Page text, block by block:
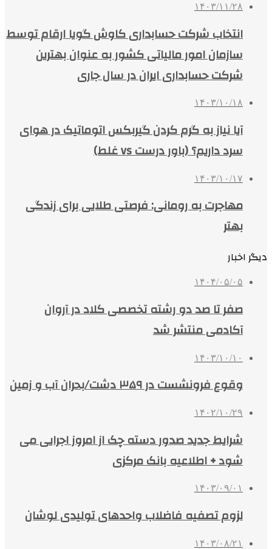
۱۴۰۳/۱۱/۲۸
انتخاب شرکت حسابداری کاوش گویا ارقام توسط
سازمان امور مالیاتی کشور به عنوان بهترین
شرکت حسابداری ایران در سال جاری
۱۴۰۳/۱۰/۱۸
آیا نیاز به گرم کردن گیربکس اتوماتیک در هوای
سرد داریم؟ (باور درست vs غلط)
۱۴۰۳/۱۰/۱۷
مهاجرت به رومانی: فرصتی طلایی برای زندگی
بهتر
دیگر اخبار
۱۴۰۴/۰۵/۰۵
صفر تا صد دو رشته‌ تخصصی کلاد در آروان
آکادمی منتشر شد
۱۴۰۳/۱۰/۱۰
وقوع فرونشست در ۳۵۹ دشت/بحران آب و زمین
۱۴۰۲/۱۰/۲۹
شرایط جدید صدور دسته چک از امروز اجرایی می
شود + اطلاعیه بانک مرکزی
۱۴۰۳/۰۹/۰۱
لزوم تصفیه فاضلاب واحدهای تولیدی لوشان
۱۴۰۳/۰۸/۲۱